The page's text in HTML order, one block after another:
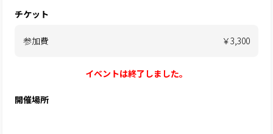
チケット
参加費 ￥3,300
イベントは終了しました。
開催場所